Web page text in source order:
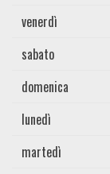
venerdì
sabato
domenica
lunedì
martedì